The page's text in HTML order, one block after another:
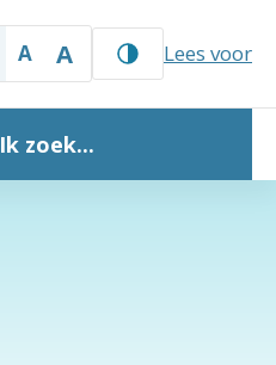
A A Lees voor
Ik zoek...